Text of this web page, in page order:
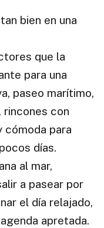
bien en una
que la
para una
paseo marítimo,
rincones con
cómoda para
días.
al mar,
a pasear por
el día relajado,
apretada.